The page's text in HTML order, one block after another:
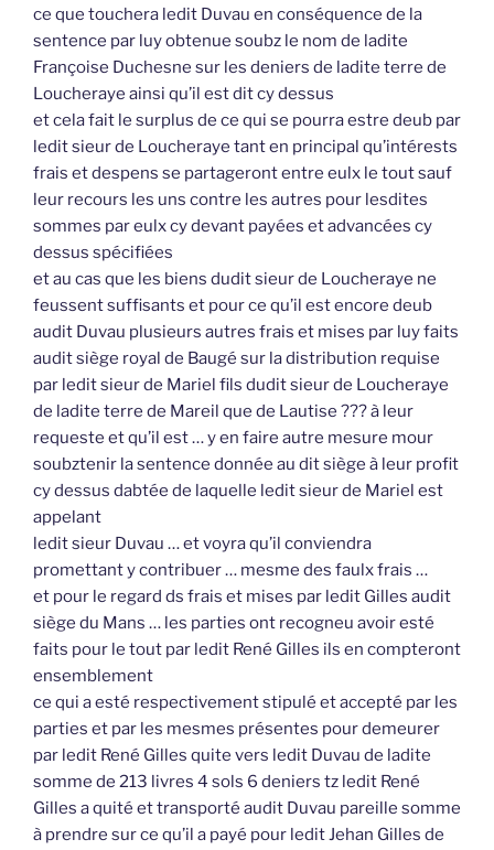
ce que touchera ledit Duvau en conséquence de la
sentence par luy obtenue soubz le nom de ladite
Françoise Duchesne sur les deniers de ladite terre de
Loucheraye ainsi qu’il est dit cy dessus
et cela fait le surplus de ce qui se pourra estre deub par
ledit sieur de Loucheraye tant en principal qu’intérests
frais et despens se partageront entre eulx le tout sauf
leur recours les uns contre les autres pour lesdites
sommes par eulx cy devant payées et advancées cy
dessus spécifiées
et au cas que les biens dudit sieur de Loucheraye ne
feussent suffisants et pour ce qu’il est encore deub
audit Duvau plusieurs autres frais et mises par luy faits
audit siège royal de Baugé sur la distribution requise
par ledit sieur de Mariel fils dudit sieur de Loucheraye
de ladite terre de Mareil que de Lautise ??? à leur
requeste et qu’il est … y en faire autre mesure mour
soubztenir la sentence donnée au dit siège à leur profit
cy dessus dabtée de laquelle ledit sieur de Mariel est
appelant
ledit sieur Duvau … et voyra qu’il conviendra
promettant y contribuer … mesme des faulx frais …
et pour le regard ds frais et mises par ledit Gilles audit
siège du Mans … les parties ont recogneu avoir esté
faits pour le tout par ledit René Gilles ils en compteront
ensemblement
ce qui a esté respectivement stipulé et accepté par les
parties et par les mesmes présentes pour demeurer
par ledit René Gilles quite vers ledit Duvau de ladite
somme de 213 livres 4 sols 6 deniers tz ledit René
Gilles a quité et transporté audit Duvau pareille somme
à prendre sur ce qu’il a payé pour ledit Jehan Gilles de